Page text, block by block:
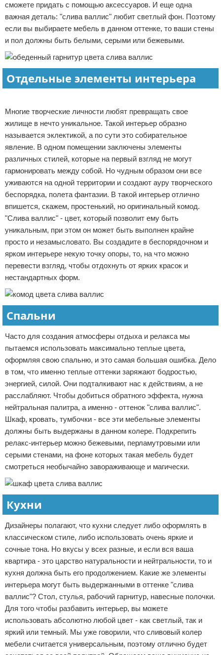
сможете придать с помощью аксессуаров. И еще одна
важная деталь: "слива валлис" любит светлый фон. Поэтому
если вы выбираете мебель в данном оттенке, то ваши стены
и пол должны быть белыми, серыми или бежевыми.
Отдельные элементы интерьера
Многие творческие личности любят превращать свое
жилище в нечто уникальное. Такой интерьер образно
называется эклектикой, а по сути это собирательное
явление. В одном помещении заключены элементы
различных стилей, которые на первый взгляд не могут
гармонировать между собой. Но чудным образом они все
уживаются на одной территории и создают ауру творческого
беспорядка, полета фантазии. В такой интерьер отлично
впишется, скажем, простенький, но оригинальный комод.
"Слива валлис" - цвет, который позволит ему быть
уникальным, при этом он может быть выполнен крайне
просто и незамысловато. Вы создадите в беспорядочном и
ярком интерьере некую точку опоры, то, на что можно
перевести взгляд, чтобы отдохнуть от ярких красок и
нестандартных форм.
Спальни
Часто для создания атмосферы отдыха и релакса мы
пытаемся использовать максимально теплые цвета,
оформляя свою спальню, и это самая большая ошибка. Дело
в том, что именно теплые оттенки заряжают бодростью,
энергией, силой. Они подталкивают нас к действиям, а не
расслабляют. Чтобы добиться обратного эффекта, нужна
нейтральная палитра, а именно - оттенок "слива валлис".
Шкаф, кровать, тумбочки - все эти мебельные элементы
должны быть выдержаны в данном колере. Подкрепить
релакс-интерьер можно бежевыми, перламутровыми или
серыми стенами, на фоне которых такая мебель будет
смотреться необычайно завораживающе и магически.
Кухни
Дизайнеры полагают, что кухни следует либо оформлять в
классическом стиле, либо использовать очень яркие и
сочные тона. Но вкусы у всех разные, и если вся ваша
квартира - это царство натуральности и нейтральности, то и
кухня должна быть его продолжением. Какие же элементы
интерьера могут быть выдержанными в оттенке "слива
валлис"? Стол, стулья, рабочий гарнитур, навесные полочки.
Для того чтобы разбавить интерьер, вы можете
использовать абсолютно любой цвет - как светлый, так и
яркий или темный. Мы уже говорили, что сливовый колер
мебели считается универсальным, поэтому отлично будет